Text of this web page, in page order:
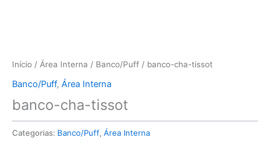
Início / Área Interna / Banco/Puff / banco-cha-tissot
Banco/Puff, Área Interna
banco-cha-tissot
Categorias: Banco/Puff, Área Interna